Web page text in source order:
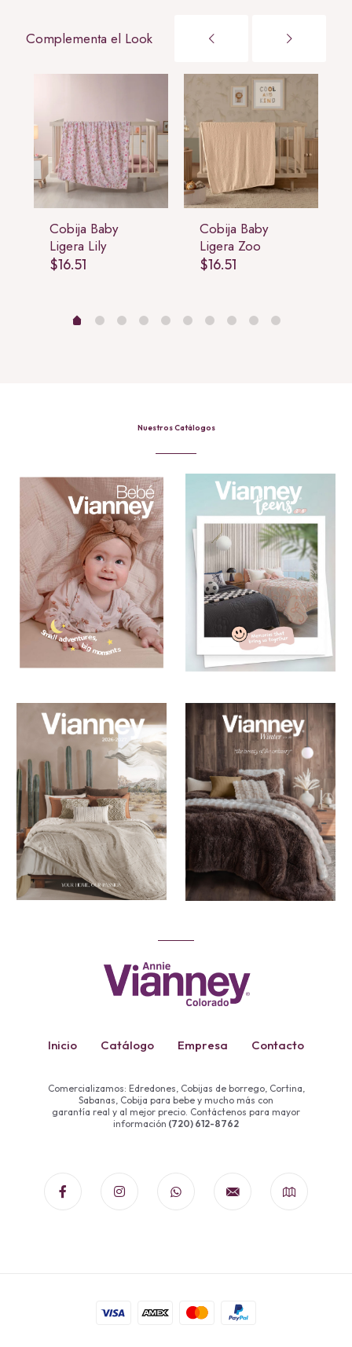
Complementa el Look
Cobija Baby
Ligera Lily
$16.51
Cobija Baby
Ligera Zoo
$16.51
Nuestros Catálogos
Inicio Catálogo Empresa Contacto
Comercializamos: Edredones, Cobijas de borrego, Cortina,
Sabanas, Cobija para bebe y mucho más con
garantía real y al mejor precio. Contáctenos para mayor
información (720) 612-8762